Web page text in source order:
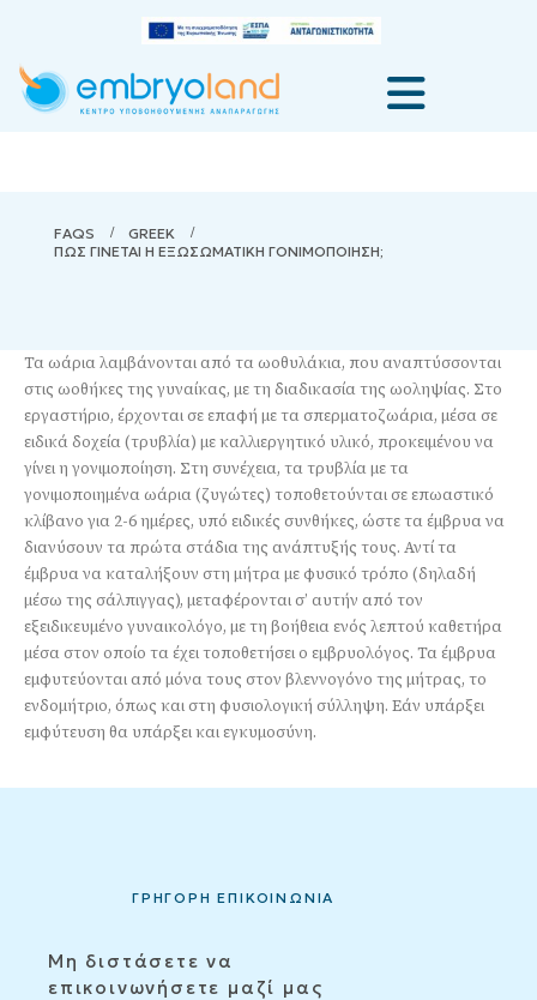
FAQS
GREEK
ΠΩΣ ΓΙΝΕΤΑΙ Η ΕΞΩΣΩΜΑΤΙΚΗ ΓΟΝΙΜΟΠΟΙΗΣΗ;
Τα ωάρια λαμβάνονται από τα ωοθυλάκια, που αναπτύσσονται
στις ωοθήκες της γυναίκας, με τη διαδικασία της ωοληψίας. Στο
εργαστήριο, έρχονται σε επαφή με τα σπερματοζωάρια, μέσα σε
ειδικά δοχεία (τρυβλία) με καλλιεργητικό υλικό, προκειμένου να
γίνει η γονιμοποίηση. Στη συνέχεια, τα τρυβλία με τα
γονιμοποιημένα ωάρια (ζυγώτες) τοποθετούνται σε επωαστικό
κλίβανο για 2-6 ημέρες, υπό ειδικές συνθήκες, ώστε τα έμβρυα να
διανύσουν τα πρώτα στάδια της ανάπτυξής τους. Αντί τα
έμβρυα να καταλήξουν στη μήτρα με φυσικό τρόπο (δηλαδή
μέσω της σάλπιγγας), μεταφέρονται σ’ αυτήν από τον
εξειδικευμένο γυναικολόγο, με τη βοήθεια ενός λεπτού καθετήρα
μέσα στον οποίο τα έχει τοποθετήσει ο εμβρυολόγος. Τα έμβρυα
εμφυτεύονται από μόνα τους στον βλεννογόνο της μήτρας, το
ενδομήτριο, όπως και στη φυσιολογική σύλληψη. Εάν υπάρξει
εμφύτευση θα υπάρξει και εγκυμοσύνη.
ΓΡΗΓΟΡΗ ΕΠΙΚΟΙΝΩΝΙΑ
Μη διστάσετε να
επικοινωνήσετε μαζί μας